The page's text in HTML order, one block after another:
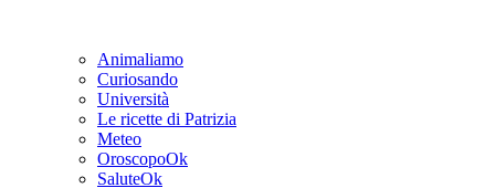
Animaliamo
Curiosando
Università
Le ricette di Patrizia
Meteo
OroscopoOk
SaluteOk